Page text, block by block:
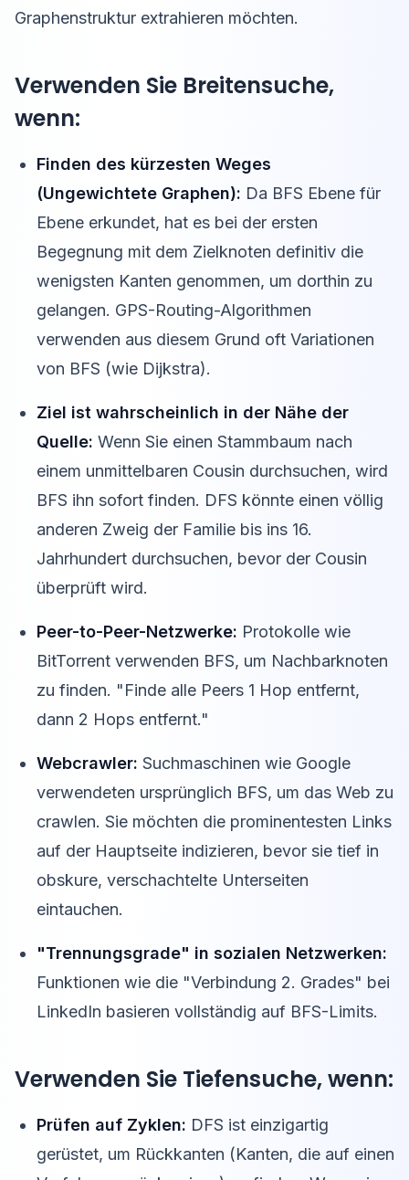
Graphenstruktur extrahieren möchten.
Verwenden Sie Breitensuche,
wenn:
Finden des kürzesten Weges
(Ungewichtete Graphen): Da BFS Ebene für
Ebene erkundet, hat es bei der ersten
Begegnung mit dem Zielknoten definitiv die
wenigsten Kanten genommen, um dorthin zu
gelangen. GPS-Routing-Algorithmen
verwenden aus diesem Grund oft Variationen
von BFS (wie Dijkstra).
Ziel ist wahrscheinlich in der Nähe der
Quelle: Wenn Sie einen Stammbaum nach
einem unmittelbaren Cousin durchsuchen, wird
BFS ihn sofort finden. DFS könnte einen völlig
anderen Zweig der Familie bis ins 16.
Jahrhundert durchsuchen, bevor der Cousin
überprüft wird.
Peer-to-Peer-Netzwerke: Protokolle wie
BitTorrent verwenden BFS, um Nachbarknoten
zu finden. "Finde alle Peers 1 Hop entfernt,
dann 2 Hops entfernt."
Webcrawler: Suchmaschinen wie Google
verwendeten ursprünglich BFS, um das Web zu
crawlen. Sie möchten die prominentesten Links
auf der Hauptseite indizieren, bevor sie tief in
obskure, verschachtelte Unterseiten
eintauchen.
"Trennungsgrade" in sozialen Netzwerken:
Funktionen wie die "Verbindung 2. Grades" bei
LinkedIn basieren vollständig auf BFS-Limits.
Verwenden Sie Tiefensuche, wenn:
Prüfen auf Zyklen: DFS ist einzigartig
gerüstet, um Rückkanten (Kanten, die auf einen